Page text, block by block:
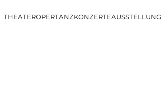
THEATEROPERTANZKONZERTEAUSSTELLUNG